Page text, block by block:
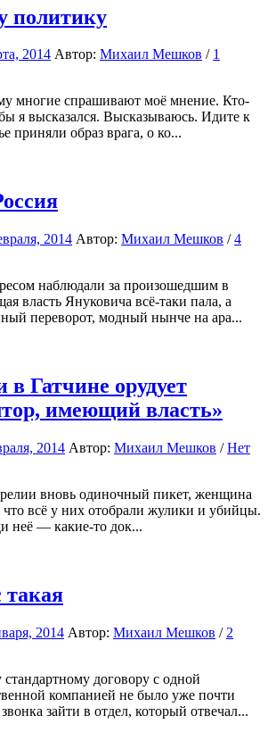
политику
2014 Автор: Михаил Мешков / 1
многие спрашивают моё мнение. Кто-
я высказался. Высказываюсь. Идите к
приняли образ врага, о ко...
2014 Автор: Михаил Мешков /4
наблюдали за произошедшим в
власть Януковича всё-таки пала, а
переворот, модный нынче на ара...
Гатчине орудует
имеющий власть»
2014 Автор: Михаил Мешков /Нет
вновь одиночный пикет, женщина
всё у них отобрали жулики и убийцы.
неё — какие-то док...
такая
2014 Автор: Михаил Мешков / 2
договору с одной
компанией не было уже почти
зайти в отдел, который отвечал...